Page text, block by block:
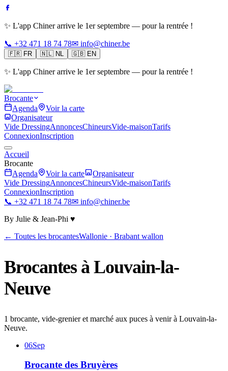
✨ L'app Chiner arrive le 1er septembre — pour la rentrée !
📞 +32 471 18 74 78✉ info@chiner.be
🇫🇷 FR 🇳🇱 NL 🇬🇧 EN
✨ L'app Chiner arrive le 1er septembre — pour la rentrée !
Brocante
Agenda
Voir la carte
Organisateur
Vide DressingAnnoncesChineursVide-maisonTarifs
ConnexionInscription
Accueil
Brocante
Agenda
Voir la carte
Organisateur
Vide DressingAnnoncesChineursVide-maisonTarifs
ConnexionInscription
📞 +32 471 18 74 78✉ info@chiner.be
By Julie & Jean-Phi ♥
← Toutes les brocantesWallonie · Brabant wallon
Brocantes àLouvain-la-
Neuve
1 brocante, vide-grenier et marché aux puces à venir à Louvain-la-
Neuve.
06Sep
Brocante des Bruyères